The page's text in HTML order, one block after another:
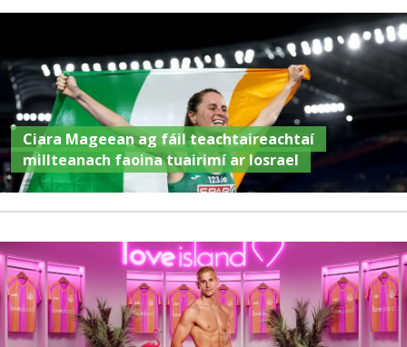
Ciara Mageean ag fáil teachtaireachtaí
millteanach faoina tuairimí ar Iosrael